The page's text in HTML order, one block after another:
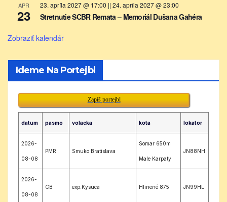
APR
23
23. apríla 2027 @ 17:00 || 24. apríla 2027 @ 23:00
Stretnutie SCBR Remata – Memoriál Dušana Gahéra
Zobraziť kalendár
Ideme Na Portejbl
Zapíš portejbl
datum pasmo volacka kota lokator
2026-
08-08
PMR Smuko Bratislava
Somar 650m
Male Karpaty
JN88NH
2026-
08-08
CB exp.Kysuca Hlinené 875 JN99HL